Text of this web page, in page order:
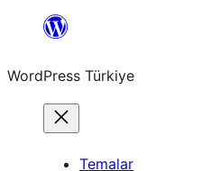
İçeriğe
WordPress Türkiye
Temalar